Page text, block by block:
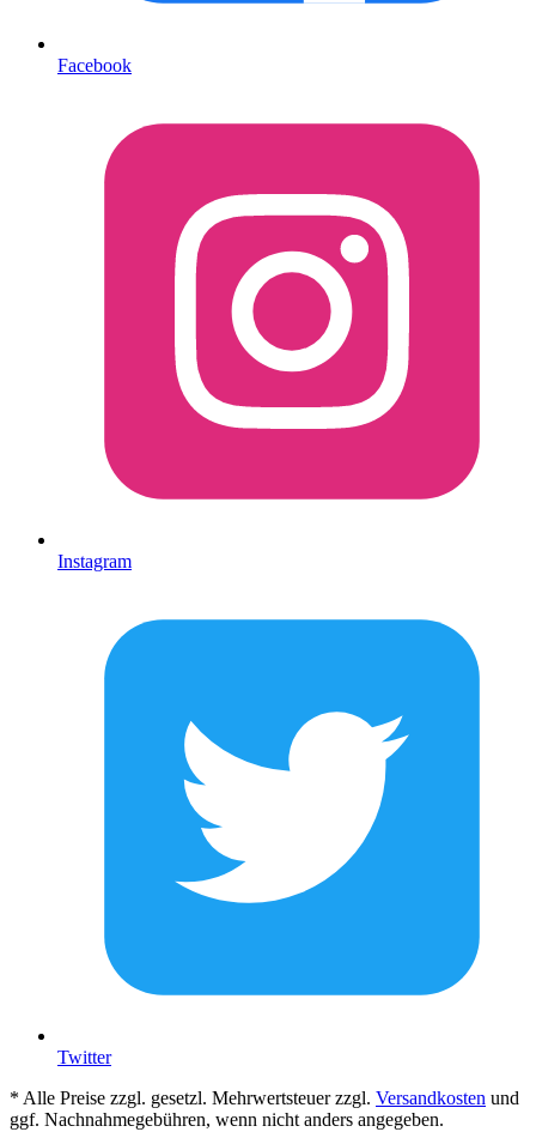
Facebook
Instagram
Twitter
* Alle Preise zzgl. gesetzl. Mehrwertsteuer zzgl. Versandkosten und
ggf. Nachnahmegebühren, wenn nicht anders angegeben.